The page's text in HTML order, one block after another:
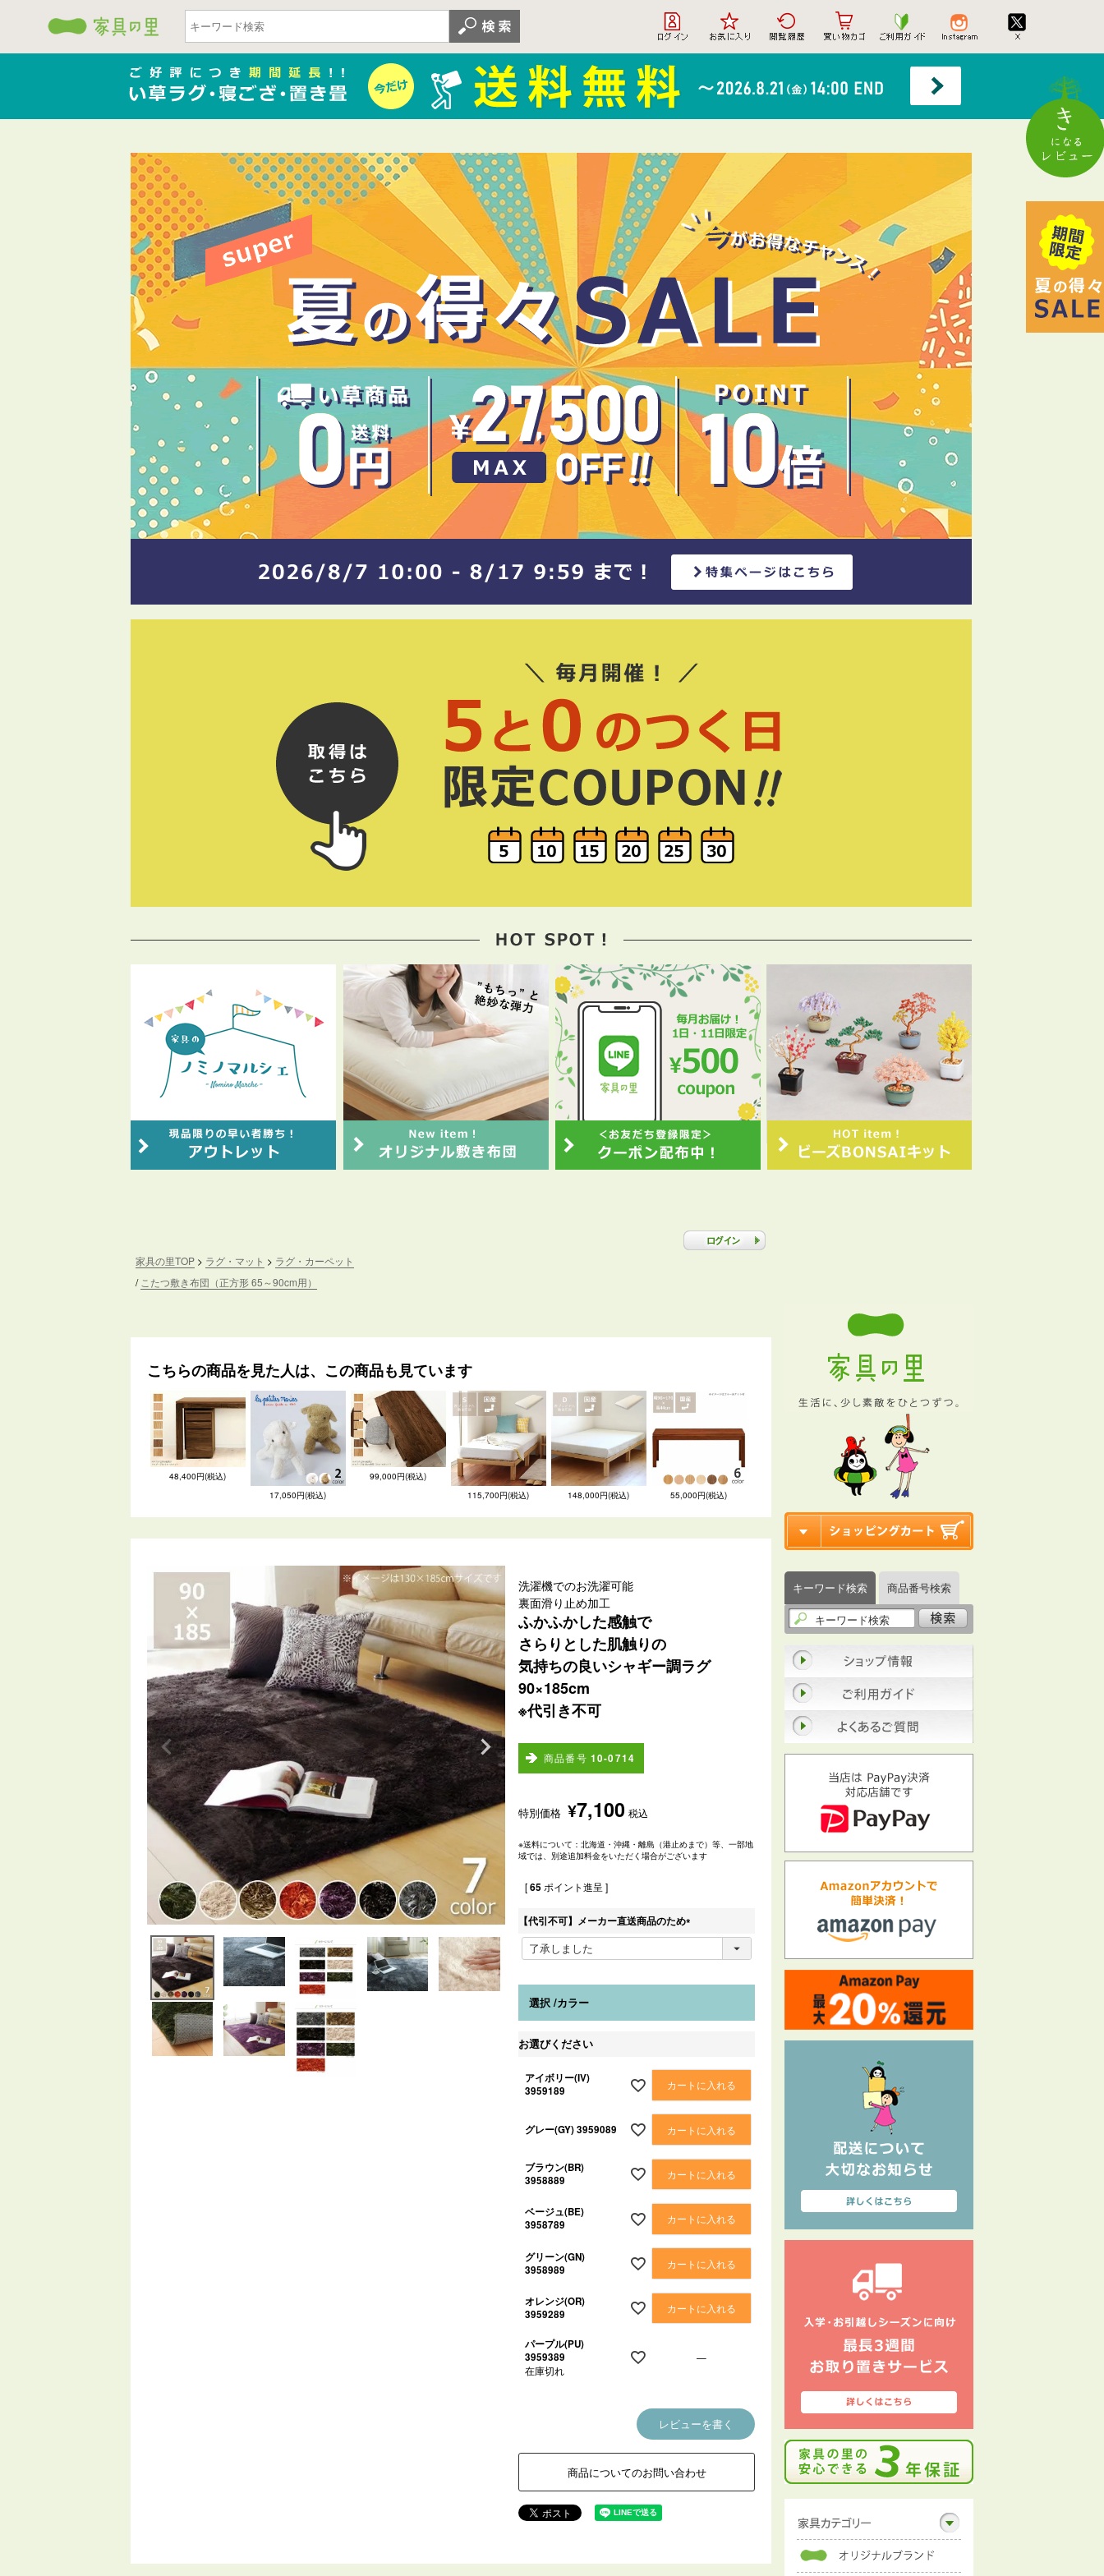
家具の里TOP ラグ・マット
ラグ・カーペット
こたつ敷き布団（正方形 65～90cm用）
こちらの商品を見た人は、この商品も見ています
48,400円(税込)
17,050円(税込)
99,000円(税込)
115,700円(税込)
148,000円(税込) 55,000円(税込)
洗濯機でのお洗濯可能
裏面滑り止め加工
ふかふかした感触で
さらりとした肌触りの
気持ちの良いシャギー調ラグ
90×185cm
※代引き不可
商品番号 10-0714
特別価格 ¥7,100 税込
※送料について：北海道・沖縄・離島（港止めまで）等、一部地
域では、別途追加料金をいただく場合がございます
[65 ポイント進呈 ]
【代引不可】メーカー直送商品のため
(
須
選択 カラー
お選びください
アイボリー(IV)
3959189
カートに入れる
グレー(GY) 3959089 カートに入れる
ブラウン(BR)
3958889
カートに入れる
ベージュ(BE)
3958789
カートに入れる
グリーン(GN)
3958989
カートに入れる
オレンジ(OR)
3959289
カートに入れる
パープル(PU)
3959389
在庫切れ
—
レビューを書く
商品についてのお問い合わせ
キーワード検索 商品番号検索